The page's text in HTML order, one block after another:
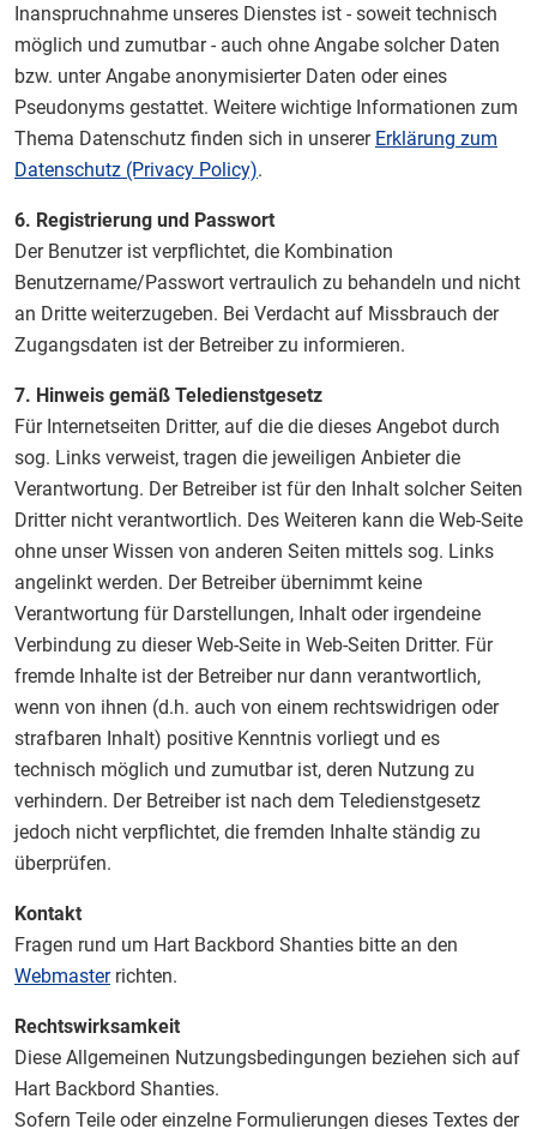
Inanspruchnahme unseres Dienstes ist - soweit technisch
möglich und zumutbar - auch ohne Angabe solcher Daten
bzw. unter Angabe anonymisierter Daten oder eines
Pseudonyms gestattet. Weitere wichtige Informationen zum
Thema Datenschutz finden sich in unserer Erklärung zum
Datenschutz (Privacy Policy).
6. Registrierung und Passwort
Der Benutzer ist verpflichtet, die Kombination
Benutzername/Passwort vertraulich zu behandeln und nicht
an Dritte weiterzugeben. Bei Verdacht auf Missbrauch der
Zugangsdaten ist der Betreiber zu informieren.
7. Hinweis gemäß Teledienstgesetz
Für Internetseiten Dritter, auf die die dieses Angebot durch
sog. Links verweist, tragen die jeweiligen Anbieter die
Verantwortung. Der Betreiber ist für den Inhalt solcher Seiten
Dritter nicht verantwortlich. Des Weiteren kann die Web-Seite
ohne unser Wissen von anderen Seiten mittels sog. Links
angelinkt werden. Der Betreiber übernimmt keine
Verantwortung für Darstellungen, Inhalt oder irgendeine
Verbindung zu dieser Web-Seite in Web-Seiten Dritter. Für
fremde Inhalte ist der Betreiber nur dann verantwortlich,
wenn von ihnen (d.h. auch von einem rechtswidrigen oder
strafbaren Inhalt) positive Kenntnis vorliegt und es
technisch möglich und zumutbar ist, deren Nutzung zu
verhindern. Der Betreiber ist nach dem Teledienstgesetz
jedoch nicht verpflichtet, die fremden Inhalte ständig zu
überprüfen.
Kontakt
Fragen rund um Hart Backbord Shanties bitte an den
Webmasterrichten.
Rechtswirksamkeit
Diese Allgemeinen Nutzungsbedingungen beziehen sich auf
Hart Backbord Shanties.
Sofern Teile oder einzelne Formulierungen dieses Textes der